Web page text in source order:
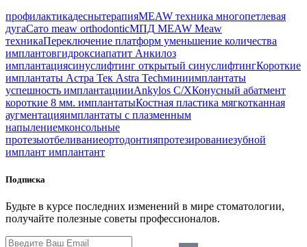
профилактикадеснытерапияMEAW техника многопетлевая
дугаСато meaw orthodonticМПД MEAW Meaw
техникаПереключение платформ уменьшение количества
имплантовгидроксиапатит Анкилоз
имплантациясинуслифтинг открытый синуслифтингКороткие
имплантаты Астра Тек Astra Techминиимплантаты
успешность имплантациииAnkylos C/XКонусный абатмент
короткие 8 мм. имплантатыКостная пластика мягкотканная
аугментацияимплантаты с плазменным
напылениемконсольные
протезыотбеливаниеортодонтияпротезированиезубной
имплант имплантант
Подписка
Будьте в курсе последних изменений в мире стоматологии,
получайте полезные советы профессионалов.